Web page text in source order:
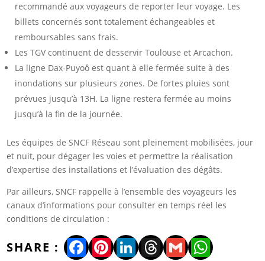
recommandé aux voyageurs de reporter leur voyage. Les
billets concernés sont totalement échangeables et
remboursables sans frais.
Les TGV continuent de desservir Toulouse et Arcachon.
La ligne Dax-Puyoô est quant à elle fermée suite à des
inondations sur plusieurs zones. De fortes pluies sont
prévues jusqu’à 13H. La ligne restera fermée au moins
jusqu’à la fin de la journée.
Les équipes de SNCF Réseau sont pleinement mobilisées, jour
et nuit, pour dégager les voies et permettre la réalisation
d’expertise des installations et l’évaluation des dégâts.
Par ailleurs, SNCF rappelle à l’ensemble des voyageurs les
canaux d’informations pour consulter en temps réel les
conditions de circulation :
Facebook
Pinterest
LinkedIn
Threads
Gmail